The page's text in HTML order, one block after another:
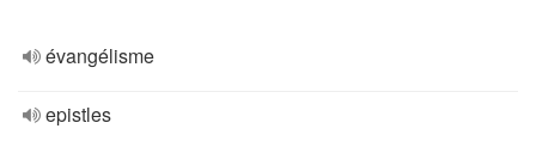
évangélisme
epistles